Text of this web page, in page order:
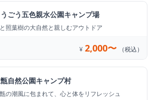
ごう五色親水公園キャンプ場
照葉樹の大自然と親しむアウトドア
¥ 2,000〜 （税込）
甑自然公園キャンプ村
の潮風に包まれて、心と体をリフレッシュ